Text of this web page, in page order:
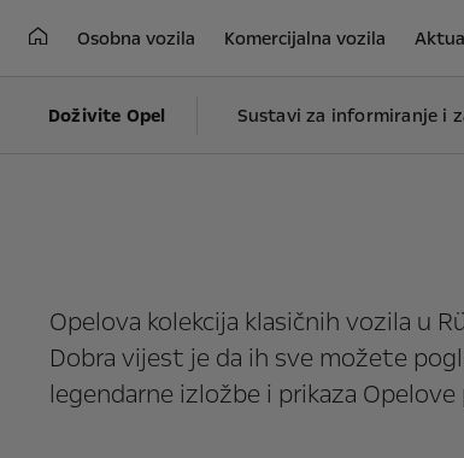
Osobna vozila Komercijalna vozila
Doživite Opel Sustavi za informiranje i
Opelova kolekcija klasičnih vozila u
Dobra vijest je da ih sve možete
legendarne izložbe i prikaza